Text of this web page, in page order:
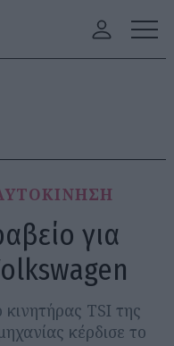
για
TSI της
κέρδισε το